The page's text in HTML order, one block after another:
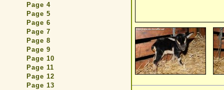
Page 4
Page 5
Page 6
Page 7
Page 8
Page 9
Page 10
Page 11
Page 12
Page 13